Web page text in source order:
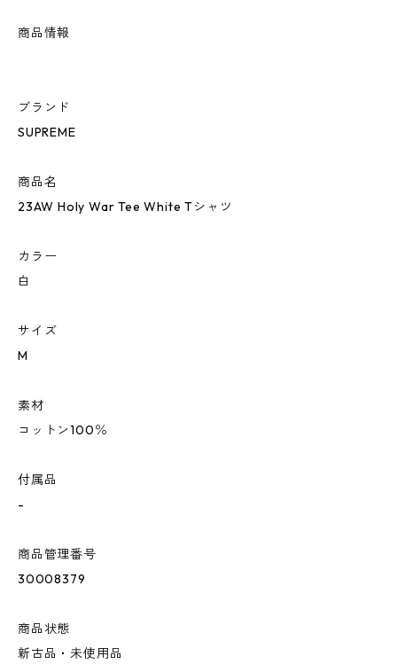
商品情報
ブランド
SUPREME
商品名
23AW Holy War Tee White Tシャツ
カラー
白
サイズ
M
素材
コットン100％
付属品
-
商品管理番号
30008379
商品状態
新古品・未使用品